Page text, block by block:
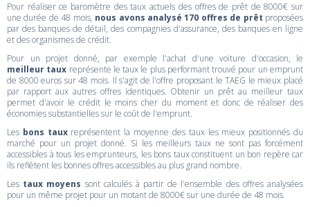
Pour réaliser ce baromètre des taux actuels des offres de prêt de 8000€ sur
une durée de 48 mois, nous avons analysé 170 offres de prêt proposées
par des banques de détail, des compagnies d'assurance, des banques en ligne
et des organismes de crédit.
Pour un projet donné, par exemple l'achat d'une voiture d'occasion, le
meilleur taux représente le taux le plus performant trouvé pour un emprunt
de 8000 euros sur 48 mois. Il s'agit de l'offre proposant le TAEG le mieux placé
par rapport aux autres offres identiques. Obtenir un prêt au meilleur taux
permet d'avoir le crédit le moins cher du moment et donc de réaliser des
économies substantielles sur le coût de l'emprunt.
Les bons tauxreprésentent la moyenne des taux les mieux positionnés du
marché pour un projet donné. Si les meilleurs taux ne sont pas forcément
accessibles à tous les emprunteurs, les bons taux constituent un bon repère car
ils reflètent les bonnes offres accessibles au plus grand nombre.
Les taux moyens sont calculés à partir de l'ensemble des offres analysées
pour un même projet pour un motant de 8000€ sur une durée de 48 mois.